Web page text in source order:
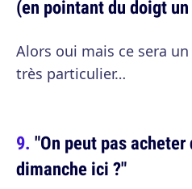
(en pointant du doigt
Alors oui mais ce sera
très particulier…
"On peut pas
dimanche ici ?"